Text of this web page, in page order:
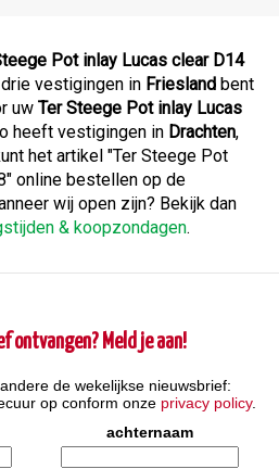
Pot inlay Lucas clear D14
vestigingen in Friesland bent
uw Ter Steege Pot inlay Lucas
heeft vestigingen in Drachten,
het artikel "Ter Steege Pot
online bestellen op de
wij open zijn? Bekijk dan
& koopzondagen.
ontvangen? Meld je aan!
de wekelijkse nieuwsbrief:
op conform onze privacy policy.
achternaam